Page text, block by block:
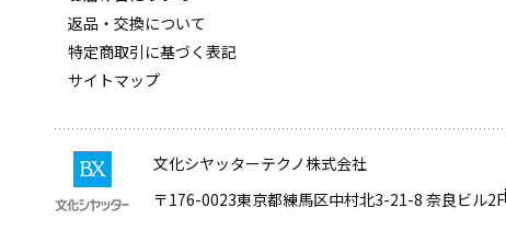
返品・交換について
特定商取引に基づく表記
サイトマップ
文化シヤッターテクノ株式会社
〒176-0023東京都練馬区中村北3-21-8 奈良ビル2F